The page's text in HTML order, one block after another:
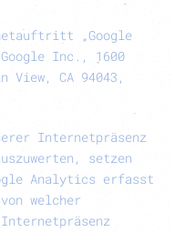
„Google
Inc., 1600
View, CA 94043,
Internetpräsenz
setzen
Analytics erfasst
welcher